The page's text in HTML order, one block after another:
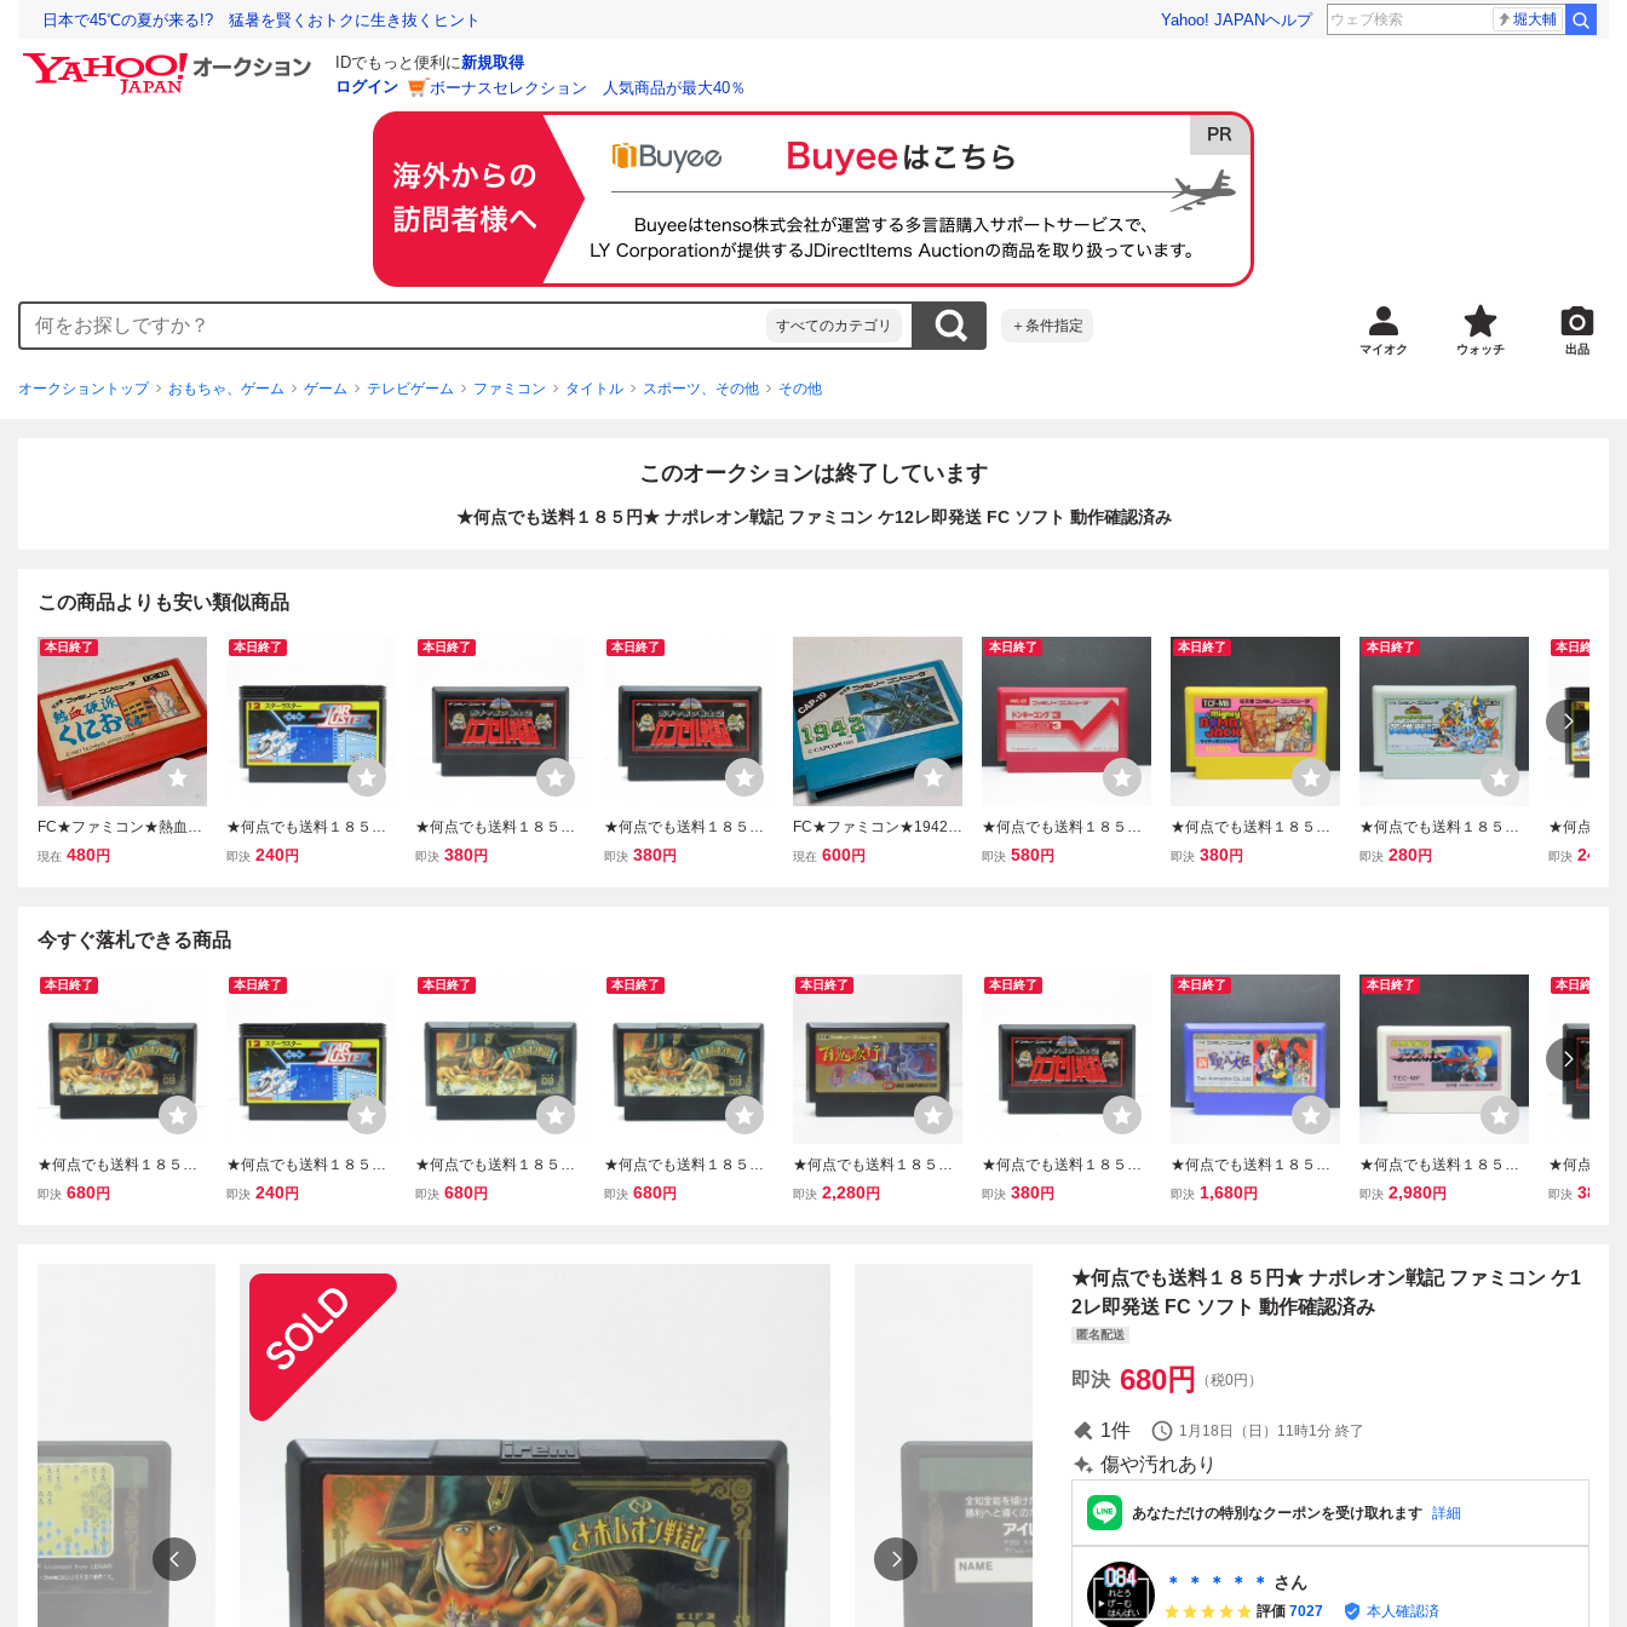
日本で45℃の夏が来る!? 猛暑を賢くおトクに生き抜くヒント Yahoo! JAPANヘルプ 堀大輔
IDでもっと便利に新規取得
ログイン
ボーナスセレクション 人気商品が最大40％
すべてのカテゴリ ＋条件指定
マイオク ウォッチ 出品
オークショントップ おもちゃ、ゲーム ゲーム テレビゲーム ファミコン タイトル スポーツ、その他 その他
このオークションは終了しています
★何点でも送料１８５円★ ナポレオン戦記 ファミコン ケ12レ即発送 FC ソフト 動作確認済み
この商品よりも安い類似商品
本日終了
FC★ファミコン★熱血硬
派くにおくん★テクノス
現在 480円
本日終了
★何点でも送料１８５円
★ 12 スターラスター フ
即決 240円
本日終了
★何点でも送料１８５円
★ ガチャポン戦士2 カプ
即決 380円
本日終了
★何点でも送料１８５円
★ ① ガチャポン戦士2 カ
即決 380円
FC★ファミコン★1942★
カプコン★クリックポス
現在 600円
本日終了
★何点でも送料１８５円
★ ⑫ ドンキーコング3 フ
即決 580円
本日終了
★何点でも送料１８５円
★ マイティボンジャック
即決 380円
本日終了
★何点でも送料１８５円
★ ガチャポン戦士3 英雄
即決 280円
本日終了
★何点でも
★ 12 スタ
即決 240
今すぐ落札できる商品
本日終了
★何点でも送料１８５円
★ ナポレオン戦記 ファミ
即決 680円
本日終了
★何点でも送料１８５円
★ 12 スターラスター フ
即決 240円
本日終了
★何点でも送料１８５円
★ ナポレオン戦記 ファミ
即決 680円
本日終了
★何点でも送料１８５円
★ ナポレオン戦記 ファミ
即決 680円
本日終了
★何点でも送料１８５円
★ 百鬼夜行 ファミコン
即決 2,280円
本日終了
★何点でも送料１８５円
★ ガチャポン戦士2 カプ
即決 380円
本日終了
★何点でも送料１８５円
★ 新・里見八犬伝 光と闇
即決 1,680円
本日終了
★何点でも送料１８５円
★ 超惑星戦記 メタファイ
即決 2,980円
本日終了
★何点でも
★ ① ガチャ
即決 380
★何点でも送料１８５円★ ナポレオン戦記 ファミコン ケ1
2レ即発送 FC ソフト 動作確認済み
匿名配送
即決 680円 （税0円）
1件 1月18日（日）11時1分 終了
傷や汚れあり
あなただけの特別なクーポンを受け取れます 詳細
＊ ＊ ＊ ＊ ＊ さん
評価 7027 本人確認済